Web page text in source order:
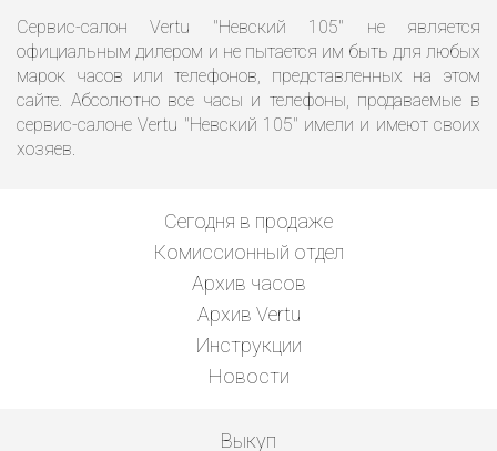
Сервис-салон Vertu "Невский 105" не является
официальным дилером и не пытается им быть для любых
марок часов или телефонов, представленных на этом
сайте. Абсолютно все часы и телефоны, продаваемые в
сервис-салоне Vertu "Невский 105" имели и имеют своих
хозяев.
Сегодня в продаже
Комиссионный отдел
Архив часов
Архив Vertu
Инструкции
Новости
Выкуп